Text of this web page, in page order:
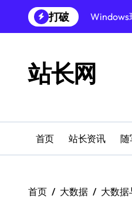
到
打破
Windows
Windows
外闻洞察
机器学习
机器学习
站长网
首页 站长资讯 随
首页 大数据 大数据